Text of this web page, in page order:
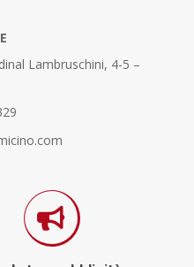
Lambruschini, 4-5 –